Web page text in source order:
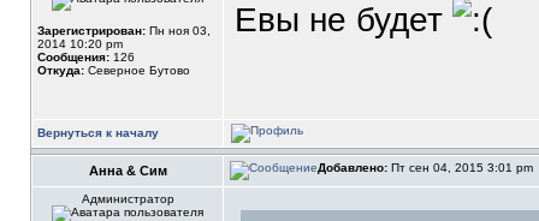
Зарегистрирован: Пн ноя 03,
2014 10:20 pm
Сообщения: 126
Откуда: Северное Бутово
Евы не будет
Вернуться к началу
Анна & Сим Добавлено: Пт сен 04, 2015 3:01 pm
Администратор